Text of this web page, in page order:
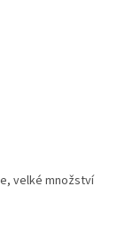
velké množství